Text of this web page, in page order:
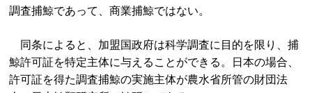
調査捕鯨であって、商業捕鯨ではない。
同条によると、加盟国政府は科学調査に目的を限り、捕
鯨許可証を特定主体に与えることができる。日本の場合、
許可証を得た調査捕鯨の実施主体が農水省所管の財団法